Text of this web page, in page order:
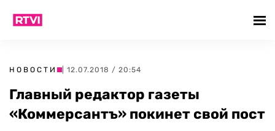
НОВОСТИ | 12.07.2018 / 20:54
Главный редактор газеты
«Коммерсантъ» покинет свой пост